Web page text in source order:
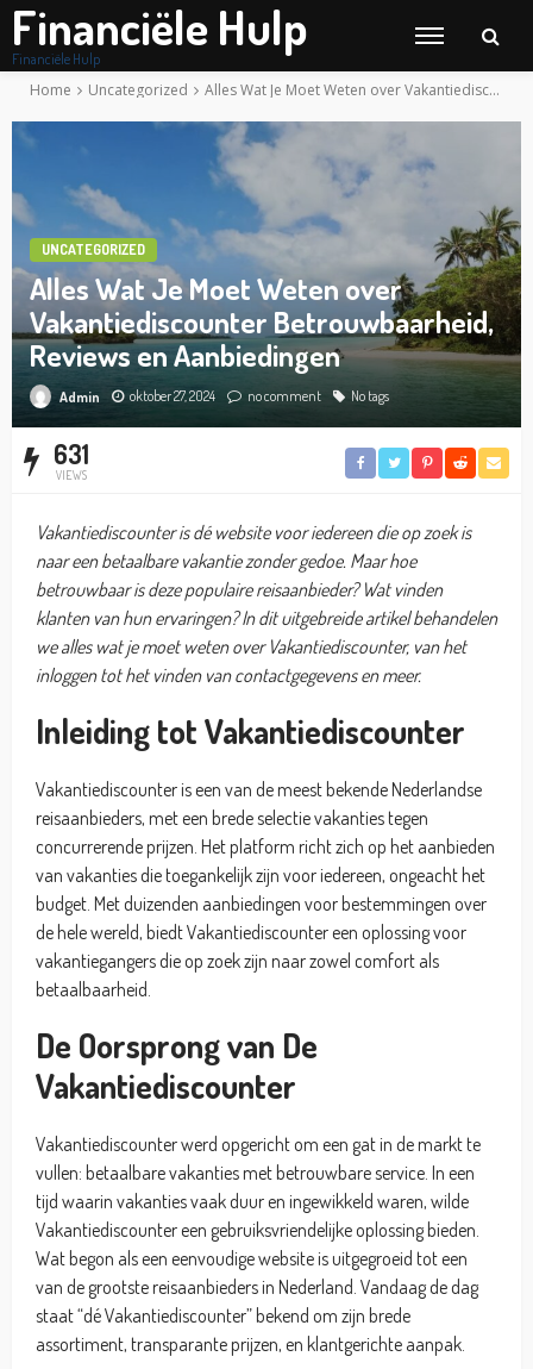
Financiële Hulp
Financiële Hulp
Home Uncategorized Alles Wat Je Moet Weten over Vakantiediscounter Betrouwbaarheid, Reviews en Aanbiedingen
UNCATEGORIZED
Alles Wat Je Moet Weten over
Vakantiediscounter Betrouwbaarheid,
Reviews en Aanbiedingen
Admin oktober 27, 2024 no comment No tags
631
VIEWS
Vakantiediscounter is dé website voor iedereen die op zoek is
naar een betaalbare vakantie zonder gedoe. Maar hoe
betrouwbaar is deze populaire reisaanbieder? Wat vinden
klanten van hun ervaringen? In dit uitgebreide artikel behandelen
we alles wat je moet weten over Vakantiediscounter, van het
inloggen tot het vinden van contactgegevens en meer.
Inleiding tot Vakantiediscounter
Vakantiediscounter is een van de meest bekende Nederlandse
reisaanbieders, met een brede selectie vakanties tegen
concurrerende prijzen. Het platform richt zich op het aanbieden
van vakanties die toegankelijk zijn voor iedereen, ongeacht het
budget. Met duizenden aanbiedingen voor bestemmingen over
de hele wereld, biedt Vakantiediscounter een oplossing voor
vakantiegangers die op zoek zijn naar zowel comfort als
betaalbaarheid.
De Oorsprong van De
Vakantiediscounter
Vakantiediscounter werd opgericht om een gat in de markt te
vullen: betaalbare vakanties met betrouwbare service. In een
tijd waarin vakanties vaak duur en ingewikkeld waren, wilde
Vakantiediscounter een gebruiksvriendelijke oplossing bieden.
Wat begon als een eenvoudige website is uitgegroeid tot een
van de grootste reisaanbieders in Nederland. Vandaag de dag
staat “dé Vakantiediscounter” bekend om zijn brede
assortiment, transparante prijzen, en klantgerichte aanpak.